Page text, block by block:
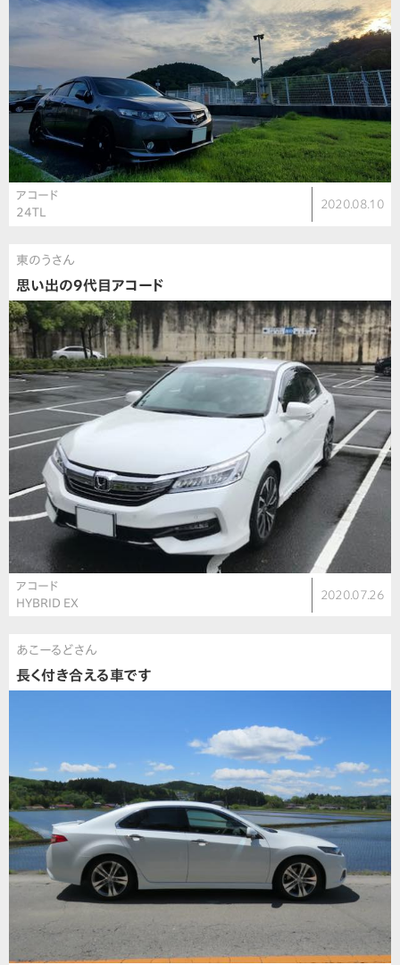
アコード
24TL
2020.08.10
東のうさん
思い出の9代目アコード
アコード
HYBRID EX
2020.07.26
あこーるどさん
長く付き合える車です